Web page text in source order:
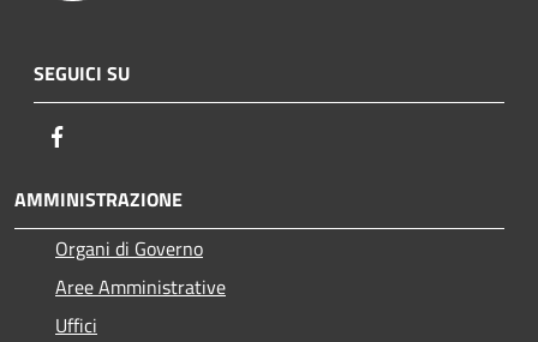
SEGUICI SU
AMMINISTRAZIONE
Organi di Governo
Aree Amministrative
Uffici